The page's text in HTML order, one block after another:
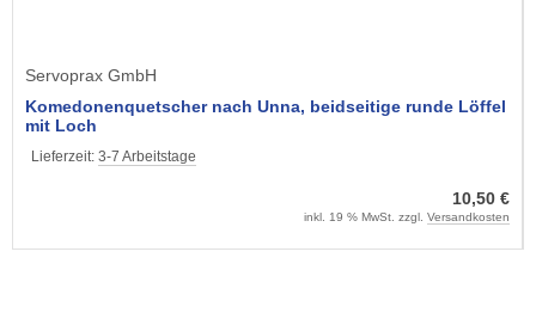
Servoprax GmbH
Komedonenquetscher nach Unna, beidseitige runde Löffel
mit Loch
Lieferzeit: 3-7 Arbeitstage
10,50 €
inkl. 19 % MwSt. zzgl. Versandkosten